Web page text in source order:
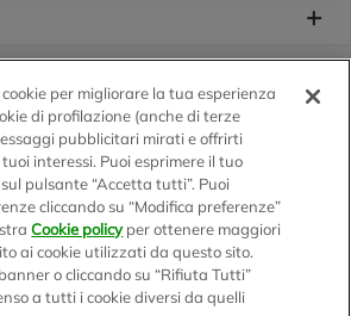
canali
per migliorare la tua esperienza
di profilazione (anche di terze
pubblicitari mirati e offrirti
interessi. Puoi esprimere il tuo
pulsante “Accetta tutti”. Puoi
cliccando su “Modifica preferenze”
Cookie policyper ottenere maggiori
ai cookie utilizzati da questo sito.
o cliccando su “Rifiuta Tutti”
a tutti i cookie diversi da quelli